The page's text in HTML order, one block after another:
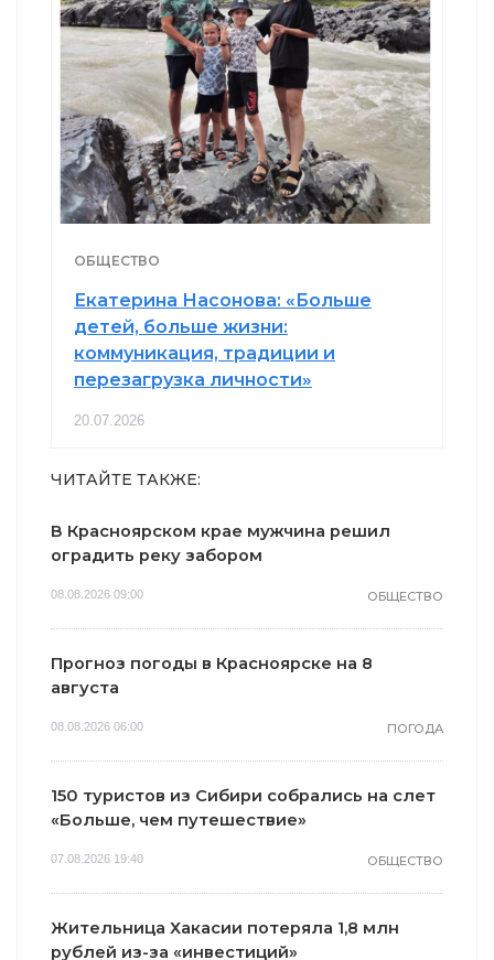
ОБЩЕСТВО
Екатерина Насонова: «Больше
детей, больше жизни:
коммуникация, традиции и
перезагрузка личности»
20.07.2026
ЧИТАЙТЕ ТАКЖЕ:
В Красноярском крае мужчина решил
оградить реку забором
08.08.2026 09:00 ОБЩЕСТВО
Прогноз погоды в Красноярске на 8
августа
08.08.2026 06:00 ПОГОДА
150 туристов из Сибири собрались на слет
«Больше, чем путешествие»
07.08.2026 19:40 ОБЩЕСТВО
Жительница Хакасии потеряла 1,8 млн
рублей из-за «инвестиций»